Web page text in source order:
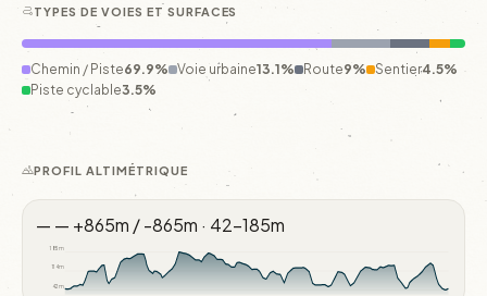
TYPES DE VOIES ET SURFACES
Chemin / Piste69.9% Voie urbaine13.1% Route9% Sentier4.5%
Piste cyclable3.5%
PROFIL ALTIMÉTRIQUE
— — +865m / -865m · 42–185m
42m
114m
185m